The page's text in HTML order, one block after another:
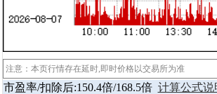
注意：本页行情存在延时,即时价格以交易所为准
市盈率/扣除后:150.4倍/168.5倍 计算公式说